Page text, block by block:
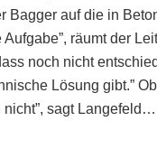
Bagger auf die in
Aufgabe”, räumt der
noch nicht
Lösung gibt.”
nicht”, sagt